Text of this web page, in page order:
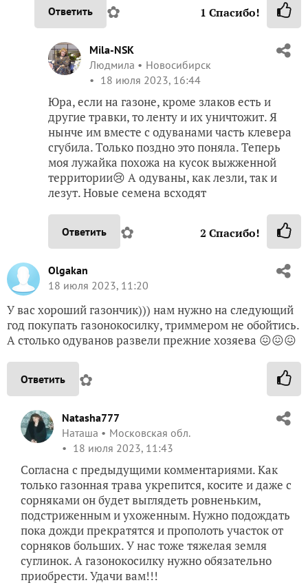
Ответить ✿ 1 Спасибо!
Mila-NSK
Людмила
Новосибирск
18 июля 2023, 16:44
Юра, если на газоне, кроме злаков есть и
другие травки, то ленту и их уничтожит. Я
нынче им вместе с одуванами часть клевера
сгубила. Только поздно это поняла. Теперь
моя лужайка похожа на кусок выжженной
территории😢 А одуваны, как лезли, так и
лезут. Новые семена всходят
Ответить ✿ 2 Спасибо!
Olgakan
18 июля 2023, 11:20
У вас хороший газончик))) нам нужно на следующий
год покупать газонокосилку, триммером не обойтись.
А столько одуванов развели прежние хозяева 😖😖😖
Ответить ✿
Natasha777
Наташа
Московская обл.
18 июля 2023, 11:43
Согласна с предыдущими комментариями. Как
только газонная трава укрепится, косите и даже с
сорняками он будет выглядеть ровненьким,
подстриженным и ухоженным. Нужно подождать
пока дожди прекратятся и прополоть участок от
сорняков больших. У нас тоже тяжелая земля
суглинок. А газонокосилку нужно обязательно
приобрести. Удачи вам!!!